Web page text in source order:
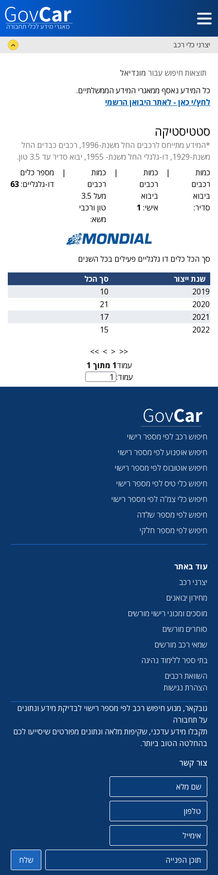
דלג לתוכן הראשי
יצרני כלי רכב
תוצאות חיפוש עבור מונדיאל
כל המידע נאסף ממאגרי המידע הממשלתיים.
לחץ/י כאן - לאתר היבואן הרשמי
סטטיסטיקה
*המידע מתייחס לרכבים החל משנת-1996, רכבים כבדים החל
משנת-1929, דו-גלגלי החל משנת- 1955, יבוא סדיר עד 3.5 טון.
כמות
רכבים
ביבוא
סדיר:
|
כמות
רכבים
ביבוא
אישי: 1
|
כמות
רכבים
מעל 3.5
טון ורכבי
משא:
|
מספר כלים
דו-גלגליים:63
סך הכל כלים דו גלגליים פעילים בכל השנים
שנת ייצור
סך הכל
2019
10
2020
21
2021
17
2022
15
<<
<
>
>>
עמוד1 מתוך 1
מספר עמוד
עמוד:
חיפוש רכב לפי מספר רישוי
חיפוש אופנוע לפי מספר רישוי
חיפוש אוטובוס לפי מספר רישוי
חיפוש כלי טיס לפי מספר רישוי
חיפוש כלי צמ”ה לפי מספר רישוי
חיפוש לפי מספר שלדה
חיפוש לפי מספר חלקי
עוד באתר
יצרני רכב
מחירון יבואנים
מוסכים ומכוני רישוי מורשים
סוחרים מורשים
שמאי רכב מורשים
בתי ספר ללימוד נהיגה
השוואת רכבים
הצהרת נגישות
גובקאר, מנוע חיפוש רכב לפי מספר רישוי לבדיקת מידע ונתונים
על תחבורה
תקבלו מידע עדכני, שקיפות מלאה ונתונים מפורטים שיסייעו לכם
בהחלטה הטוב ביותר.
צור קשר
טלפון
שלח